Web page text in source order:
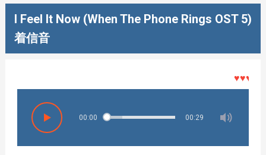
I Feel It Now (When The Phone Rings OST 5)
着信音
♥♥♥着メ
00:00 00:29